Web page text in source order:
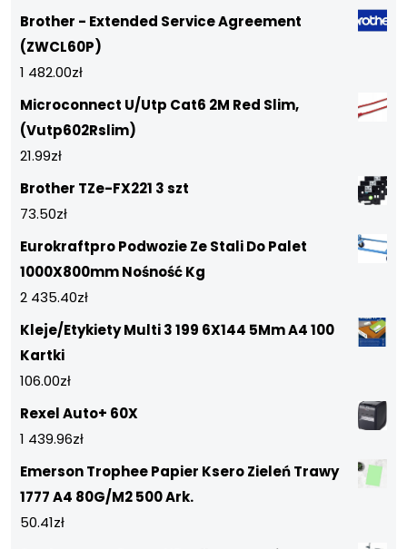
Brother - Extended Service Agreement
(ZWCL60P)
1 482.00zł
Microconnect U/Utp Cat6 2M Red Slim,
(Vutp602Rslim)
21.99zł
Brother TZe-FX221 3 szt
73.50zł
Eurokraftpro Podwozie Ze Stali Do Palet
1000X800mm Nośność Kg
2 435.40zł
Kleje/Etykiety Multi 3 199 6X144 5Mm A4 100
Kartki
106.00zł
Rexel Auto+ 60X
1 439.96zł
Emerson Trophee Papier Ksero Zieleń Trawy
1777 A4 80G/M2 500 Ark.
50.41zł